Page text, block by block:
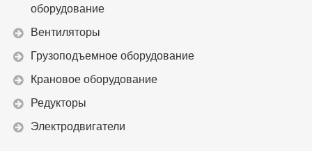
оборудование
Вентиляторы
Грузоподъемное оборудование
Крановое оборудование
Редукторы
Электродвигатели